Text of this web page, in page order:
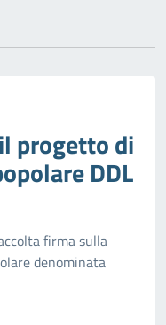
progetto di
DDL
firma sulla
denominata